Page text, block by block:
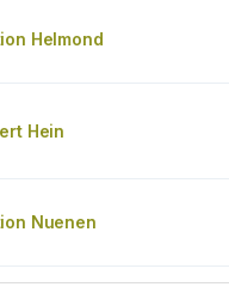
Helmond
Hein
Nuenen